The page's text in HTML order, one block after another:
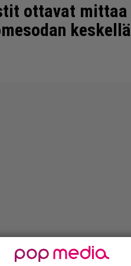
ottavat mittaa
keskellä